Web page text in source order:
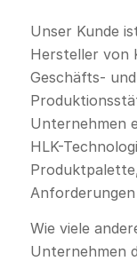
Unser Kunde
Hersteller von
Geschäfts-
Unternehmen
HLK-
Wie viele
Unternehmen